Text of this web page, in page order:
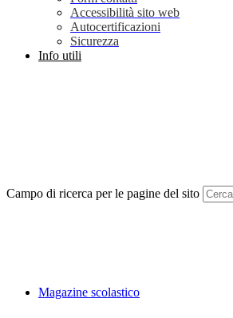
Accessibilità sito web
Autocertificazioni
Sicurezza
Info utili
Campo di ricerca per le pagine del sito
Magazine scolastico